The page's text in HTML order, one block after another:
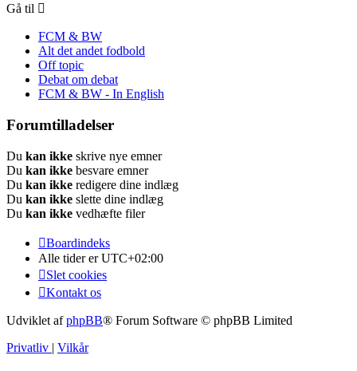
Gå til
FCM & BW
Alt det andet fodbold
Off topic
Debat om debat
FCM & BW - In English
Forumtilladelser
Du kan ikke skrive nye emner
Du kan ikke besvare emner
Du kan ikke redigere dine indlæg
Du kan ikke slette dine indlæg
Du kan ikke vedhæfte filer
Boardindeks
Alle tider erUTC+02:00
Slet cookies
Kontakt os
Udviklet afphpBB® Forum Software © phpBB Limited
Privatliv | Vilkår